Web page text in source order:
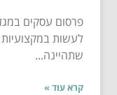
פרסום עסקים
לעשות
שתהיינה...
קרא עוד »